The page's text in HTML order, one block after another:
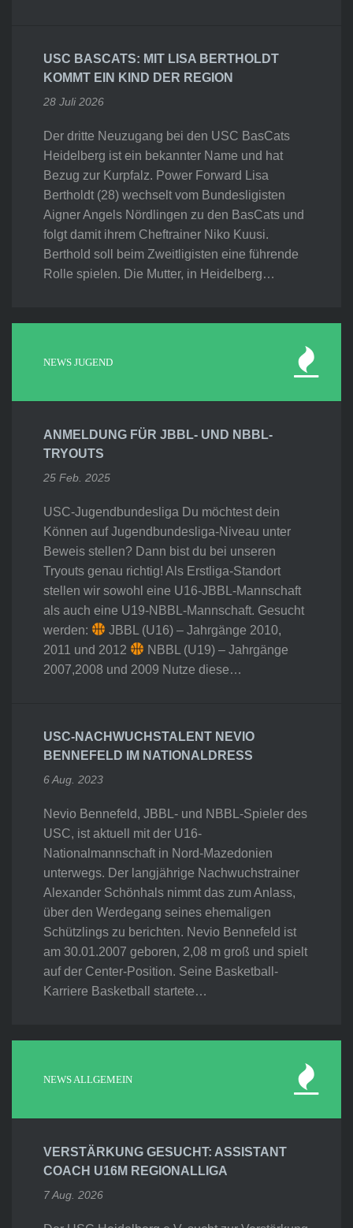
USC BASCATS: MIT LISA BERTHOLDT
KOMMT EIN KIND DER REGION
28 Juli 2026
Der dritte Neuzugang bei den USC BasCats
Heidelberg ist ein bekannter Name und hat
Bezug zur Kurpfalz. Power Forward Lisa
Bertholdt (28) wechselt vom Bundesligisten
Aigner Angels Nördlingen zu den BasCats und
folgt damit ihrem Cheftrainer Niko Kuusi.
Berthold soll beim Zweitligisten eine führende
Rolle spielen. Die Mutter, in Heidelberg…
NEWS JUGEND
ANMELDUNG FÜR JBBL- UND NBBL-
TRYOUTS
25 Feb. 2025
USC-Jugendbundesliga Du möchtest dein
Können auf Jugendbundesliga-Niveau unter
Beweis stellen? Dann bist du bei unseren
Tryouts genau richtig! Als Erstliga-Standort
stellen wir sowohl eine U16-JBBL-Mannschaft
als auch eine U19-NBBL-Mannschaft. Gesucht
werden:
JBBL (U16) – Jahrgänge 2010,
2011 und 2012
NBBL (U19) – Jahrgänge
2007,2008 und 2009 Nutze diese…
USC-NACHWUCHSTALENT NEVIO
BENNEFELD IM NATIONALDRESS
6 Aug. 2023
Nevio Bennefeld, JBBL- und NBBL-Spieler des
USC, ist aktuell mit der U16-
Nationalmannschaft in Nord-Mazedonien
unterwegs. Der langjährige Nachwuchstrainer
Alexander Schönhals nimmt das zum Anlass,
über den Werdegang seines ehemaligen
Schützlings zu berichten. Nevio Bennefeld ist
am 30.01.2007 geboren, 2,08 m groß und spielt
auf der Center-Position. Seine Basketball-
Karriere Basketball startete…
NEWS ALLGEMEIN
VERSTÄRKUNG GESUCHT: ASSISTANT
COACH U16M REGIONALLIGA
7 Aug. 2026